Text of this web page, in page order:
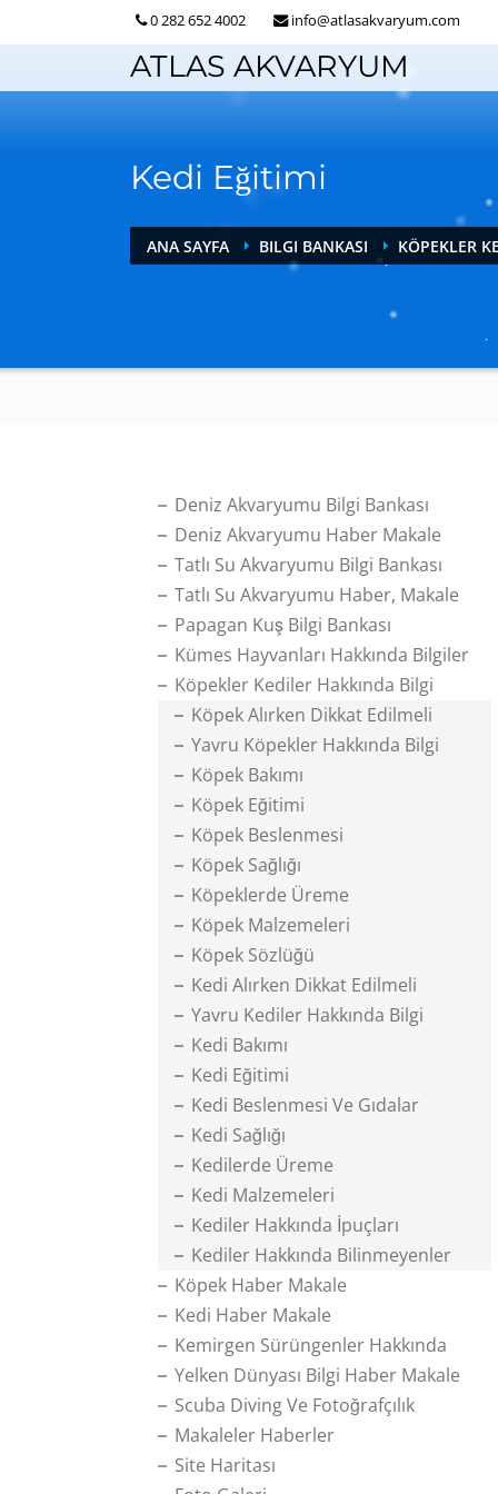
0 282 652 4002 info@atlasakvaryum.com
ATLAS AKVARYUM
Kedi Eğitimi
ANA SAYFA BILGI BANKASI KÖPEKLER
Deniz Akvaryumu Bilgi Bankası
Deniz Akvaryumu Haber Makale
Tatlı Su Akvaryumu Bilgi Bankası
Tatlı Su Akvaryumu Haber, Makale
Papagan Kuş Bilgi Bankası
Kümes Hayvanları Hakkında Bilgiler
Köpekler Kediler Hakkında Bilgi
Köpek Alırken Dikkat Edilmeli
Yavru Köpekler Hakkında Bilgi
Köpek Bakımı
Köpek Eğitimi
Köpek Beslenmesi
Köpek Sağlığı
Köpeklerde Üreme
Köpek Malzemeleri
Köpek Sözlüğü
Kedi Alırken Dikkat Edilmeli
Yavru Kediler Hakkında Bilgi
Kedi Bakımı
Kedi Eğitimi
Kedi Beslenmesi Ve Gıdalar
Kedi Sağlığı
Kedilerde Üreme
Kedi Malzemeleri
Kediler Hakkında İpuçları
Kediler Hakkında Bilinmeyenler
Köpek Haber Makale
Kedi Haber Makale
Kemirgen Sürüngenler Hakkında
Yelken Dünyası Bilgi Haber Makale
Scuba Diving Ve Fotoğrafçılık
Makaleler Haberler
Site Haritası